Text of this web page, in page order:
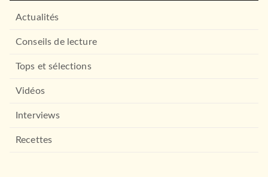
Actualités
Conseils de lecture
Tops et sélections
Vidéos
Interviews
Recettes